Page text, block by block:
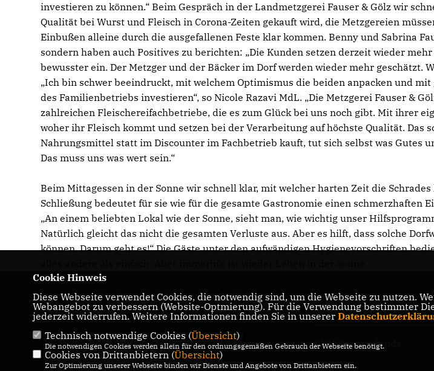
investieren zu können.“ Beim Gespräch in der Landmetzgerei Fauser & Gölz wir
Qualität bei Wurst und Fleisch in Corona-Zeiten gekauft wird, die Metzgereien
Einbußen alleine durch die ausgefallenen Feste klar kommen. Benny und Sabrina
sondern haben auch Positives zu berichten: „Die Kunden setzen derzeit wieder
bewusster ein. Der Metzger und der Bäcker im Dorf werden wieder mehr geschätzt.
Ich bin schwer beeindruckt, mit welchem Optimismus die beiden anpacken und
des Familienbetriebs investieren“, so Nicole Razavi MdL. „Die Metzgerei Fauser &
zahlreichen Fleischereifachbetriebe, die es zum Glück bei uns noch gibt. Mit ihrer
woher ihr Fleisch kommt und setzen bei der Verarbeitung auf höchste Qualität. Das
Nahrungsmittel statt im Discounter im Fachbetrieb kauft, tut sich selbst was Gutes
Das muss uns was wert sein.“
Beim Mittagessen in der Sonne wir schnell klar, mit welcher harten Zeit die Schrades
Schließung bedeutet für sie wie für die gesamte Gastronomie einen schmerzhaften
An einem beliebten Lokal wie der Sonne, sieht man, wie wichtig unser
Natürlich gleicht das nicht die gesamten Verluste aus. Aber es hilft, dass solche
können. Darum geht es!“ Die Gäste unter den aufwändigen Hygienevorschriften
Hier finden Sie Informationen über Nicole
Razavi MdL
IMPRESSUM
DATENSCHUTZ
KONTAKT
CDU Baden-Württemberg
CDU Deutschlands
Cookie Hinweis
Diese Webseite verwendet Cookies, die notwendig sind, um die Webseite zu nutzen.
Webangebot zu verbessern (Website-Optmierung). Für die Verwendung bestimmter
jederzeit widerrufen. Weitere Informationen finden Sie in unserer
Technisch notwendige Cookies (Übersicht)
Die notwendigen Cookies werden allein für den ordnungsgemäßen Gebrauch der Webseite benötigt.
Cookies von Drittanbietern (Übersicht)
Zur Optimierung unserer Webseite binden wir Dienste und Angebote von Drittanbietern ein.